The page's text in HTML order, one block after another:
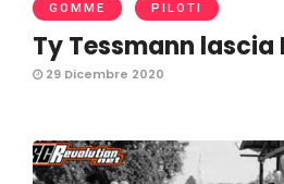
GOMME PILOTI
Ty Tessmann lascia
29 Dicembre 2020